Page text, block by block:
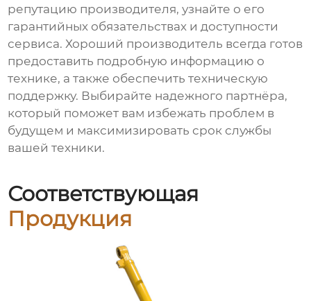
репутацию производителя, узнайте о его
гарантийных обязательствах и доступности
сервиса. Хороший производитель всегда готов
предоставить подробную информацию о
технике, а также обеспечить техническую
поддержку. Выбирайте надежного партнёра,
который поможет вам избежать проблем в
будущем и максимизировать срок службы
вашей техники.
Соответствующая
Продукция